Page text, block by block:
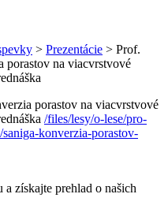
> Prezentácie > Prof.
na viacvrstvové
porastov na viacvrstvové
/files/lesy/o-lese/pro-
konverzia-porastov-
a získajte prehlad o našich